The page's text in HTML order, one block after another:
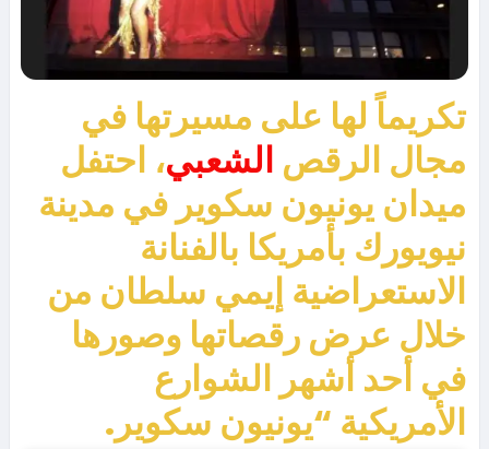
تكريماً لها على مسيرتها في
مجال الرقص الشعبي، احتفل
ميدان يونيون سكوير في مدينة
نيويورك بأمريكا بالفنانة
الاستعراضية إيمي سلطان من
خلال عرض رقصاتها وصورها
في أحد أشهر الشوارع
الأمريكية “يونيون سكوير.